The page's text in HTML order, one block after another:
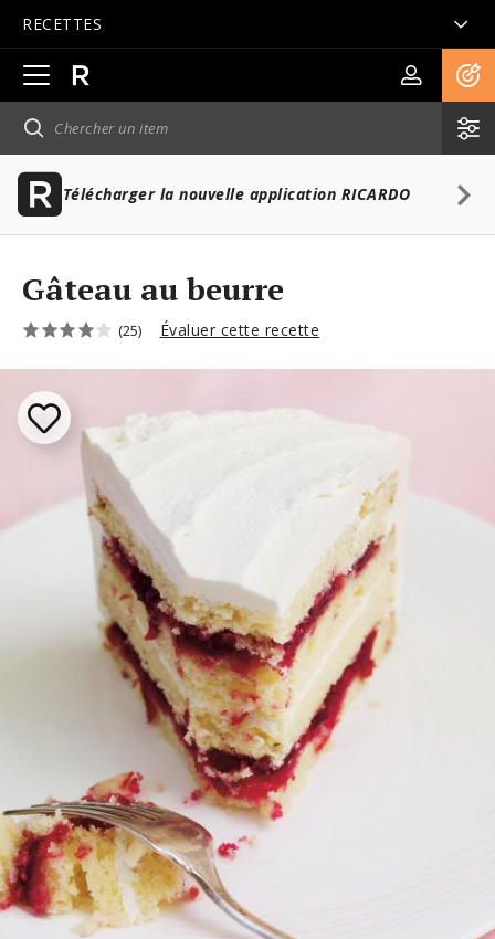
RECETTES
Ouvrir
la
navigation
principale
Télécharger la nouvelle application RICARDO
Gâteau au beurre
(25) Évaluer cette recette